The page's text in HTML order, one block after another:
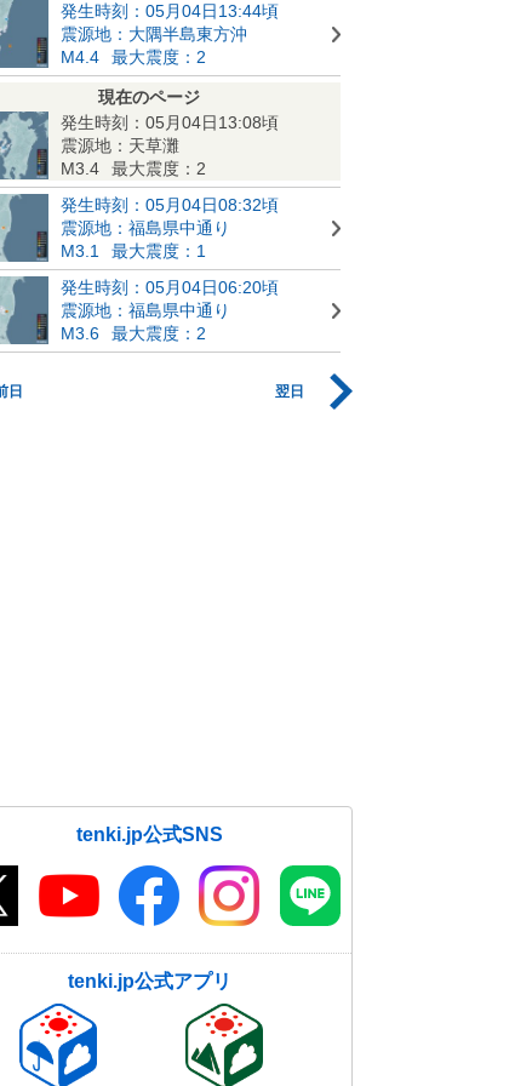
発生時刻：05月04日13:44頃
震源地：大隅半島東方沖
M4.4
最大震度：2
現在のページ
発生時刻：05月04日13:08頃
震源地：天草灘
M3.4
最大震度：2
発生時刻：05月04日08:32頃
震源地：福島県中通り
M3.1
最大震度：1
発生時刻：05月04日06:20頃
震源地：福島県中通り
M3.6
最大震度：2
日 翌日
tenki.jp公式SNS
tenki.jp公式アプリ